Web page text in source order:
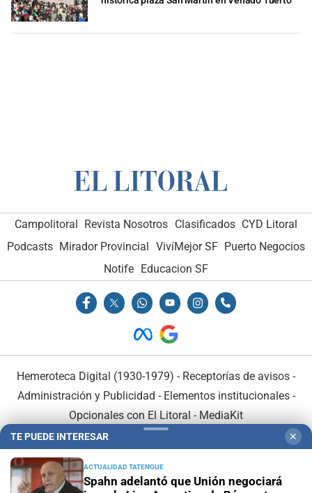
Campolitoral Revista Nosotros Clasificados CYD Litoral
Podcasts Mirador Provincial VivíMejor SF Puerto Negocios
Notife Educacion SF
Hemeroteca Digital (1930-1979) - Receptorías de avisos -
Administración y Publicidad - Elementos institucionales-
Opcionales con El Litoral - MediaKit
TE PUEDE INTERESAR ✕
ACTUALIDAD TATENGUE
Spahn adelantó que Unión negociará